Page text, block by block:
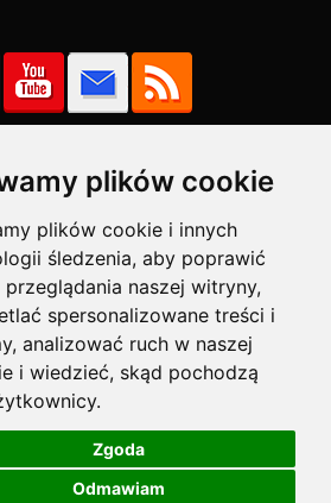
plików cookie
plików cookie i innych
śledzenia, aby poprawić
przeglądania naszej witryny,
spersonalizowane treści i
analizować ruch w naszej
i wiedzieć, skąd pochodzą
Zgoda
Odmawiam
Płatności obsługuje:
Warszawa. Nazwa miasta zaczęła
w XIV wieku jako Warszewa, a od XV wieku
Zmiana nazwy na Warszawa w XV wieku
wymowy dialektycznej.